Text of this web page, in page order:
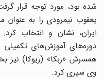
یعقوب نیمرودی را به عنوان
ایران، نشان و انتخاب
دوره‌های آموزش‌های تکمیلی
همسرش «ربکا» (ریوکا) نیز
وی سپری کرد.